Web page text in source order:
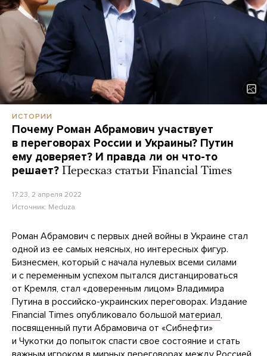
ИСТОРИИ
Почему Роман Абрамович участвует
в переговорах России и Украины? Путин
ему доверяет? И правда ли он что-то
решает? Пересказ статьи Financial Times
17:23, 2 апреля 2022
Источник: Meduza
Роман Абрамович с первых дней войны в Украине стал
одной из ее самых неясных, но интересных фигур.
Бизнесмен, который с начала нулевых всеми силами
и с переменным успехом пытался дистанцироваться
от Кремля, стал «доверенным лицом» Владимира
Путина в российско-украинских переговорах. Издание
Financial Times опубликовало большой материал,
посвященный пути Абрамовича от «Сибнефти»
и Чукотки до попыток спасти свое состояние и стать